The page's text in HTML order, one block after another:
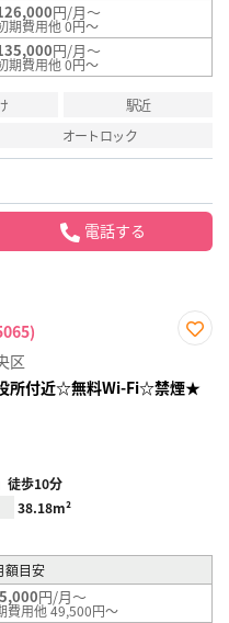
円/月～
期費用他 0円～
円/月～
期費用他 0円～
駅近
オートロック
電話する
り登
録
区
所付近☆無料Wi-Fi☆禁煙★
徒歩10分
38.18m²
額目安
円/月～
費用他 49,500円～